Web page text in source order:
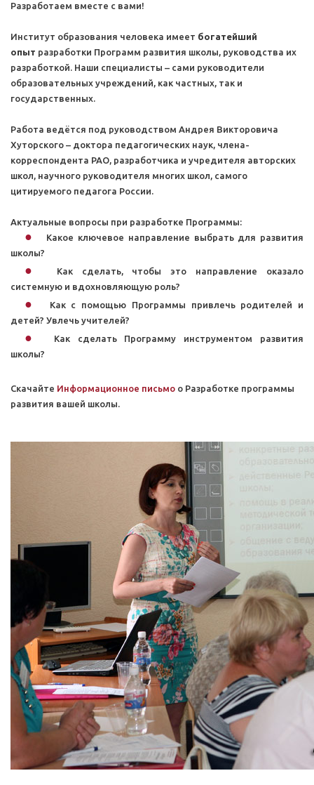
Разработаем вместе с вами!
Институт образования человека имеет богатейший
опыт разработки Программ развития школы, руководства их
разработкой. Наши специалисты – сами руководители
образовательных учреждений, как частных, так и
государственных.
Работа ведётся под руководством Андрея Викторовича
Хуторского – доктора педагогических наук, члена-
корреспондента РАО, разработчика и учредителя авторских
школ, научного руководителя многих школ, самого
цитируемого педагога России.
Актуальные вопросы при разработке Программы:
Какое ключевое направление выбрать для развития
школы?
Как сделать, чтобы это направление оказало
системную и вдохновляющую роль?
Как с помощью Программы привлечь родителей и
детей? Увлечь учителей?
Как сделать Программу инструментом развития
школы?
Скачайте Информационное письмо о Разработке программы
развития вашей школы.